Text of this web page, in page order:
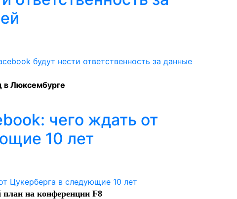
в Люксембурге
чего ждать от
10 лет
план на конференции F8